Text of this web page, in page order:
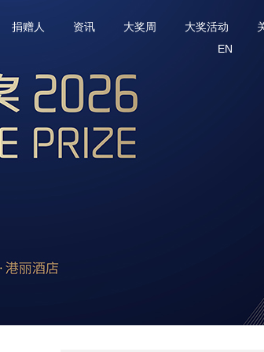
捐赠人 资讯 大奖周 大奖活动
EN